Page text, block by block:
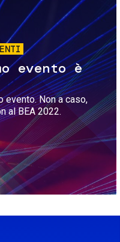
evento è
evento. Non a caso,
al BEA 2022.